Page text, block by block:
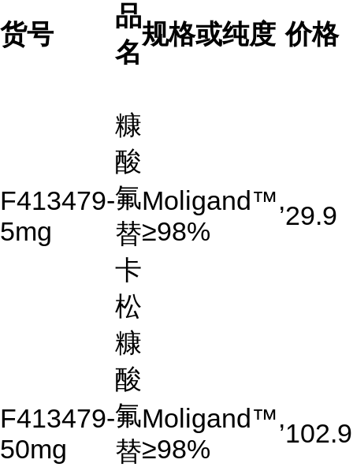
货号
品
名
规格或纯度 价格
F413479-
5mg
糠
酸
氟
替
卡
松
Moligand™,
≥98%
29.9
F413479-
50mg
糠
酸
氟
替
Moligand™,
≥98%
102.9